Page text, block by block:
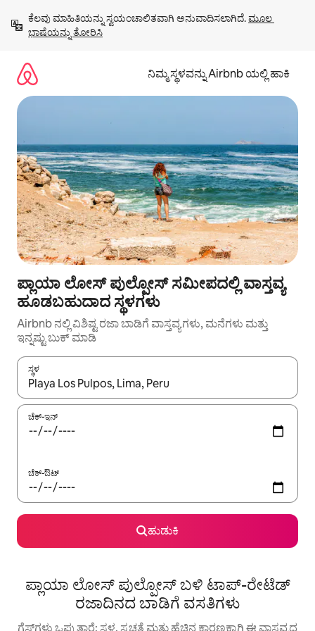
ಹೋಗಿ
ಕೆಲವು ಮಾಹಿತಿಯನ್ನು ಸ್ವಯಂಚಾಲಿತವಾಗಿ ಅನುವಾದಿಸಲಾಗಿದೆ. ಮೂಲ
ಭಾಷೆಯನ್ನು ತೋರಿಸಿ
ನಿಮ್ಮ ಸ್ಥಳವನ್ನು Airbnb ಯಲ್ಲಿ ಹಾಕಿ
ಪ್ಲಾಯಾ ಲೋಸ್ ಪುಲ್ಪೋಸ್ ಸಮೀಪದಲ್ಲಿ ವಾಸ್ತವ್ಯ
ಹೂಡಬಹುದಾದ ಸ್ಥಳಗಳು
Airbnb ನಲ್ಲಿ ವಿಶಿಷ್ಟ ರಜಾ ಬಾಡಿಗೆ ವಾಸ್ತವ್ಯಗಳು, ಮನೆಗಳು ಮತ್ತು
ಇನ್ನಷ್ಟು ಬುಕ್ ಮಾಡಿ
ಸ್ಥಳ
ಫಲಿತಾಂಶಗಳು ಲಭ್ಯವಿರುವಾಗ, ಅಪ್ ಮತ್ತು ಡೌನ್ ಬಾಣದ ಕೀಲಿಗಳೊಂದಿಗೆ
ಚೆಕ್-ಇನ್
ಚೆಕ್-ಔಟ್
ಹುಡುಕಿ
ಪ್ಲಾಯಾ ಲೋಸ್ ಪುಲ್ಪೋಸ್ ಬಳಿ ಟಾಪ್-ರೇಟೆಡ್
ರಜಾದಿನದ ಬಾಡಿಗೆ ವಸತಿಗಳು
ಗೆಸ್ಟ್‌ಗಳು ಒಪ್ಪುತ್ತಾರೆ: ಸ್ಥಳ, ಸ್ವಚ್ಛತೆ ಮತ್ತು ಹೆಚ್ಚಿನ ಕಾರಣಕ್ಕಾಗಿ ಈ ವಾಸ್ತವ್ಯದ